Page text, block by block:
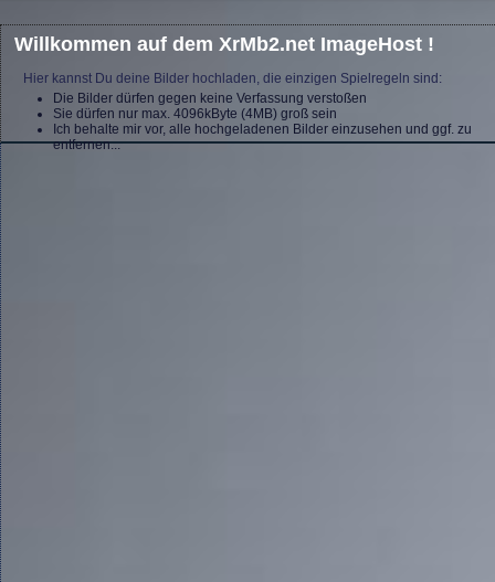
Willkommen auf dem XrMb2.net ImageHost !
Hier kannst Du deine Bilder hochladen, die einzigen Spielregeln sind:
Die Bilder dürfen gegen keine Verfassung verstoßen
Sie dürfen nur max. 4096kByte (4MB) groß sein
Ich behalte mir vor, alle hochgeladenen Bilder einzusehen und ggf. zu
entfernen...